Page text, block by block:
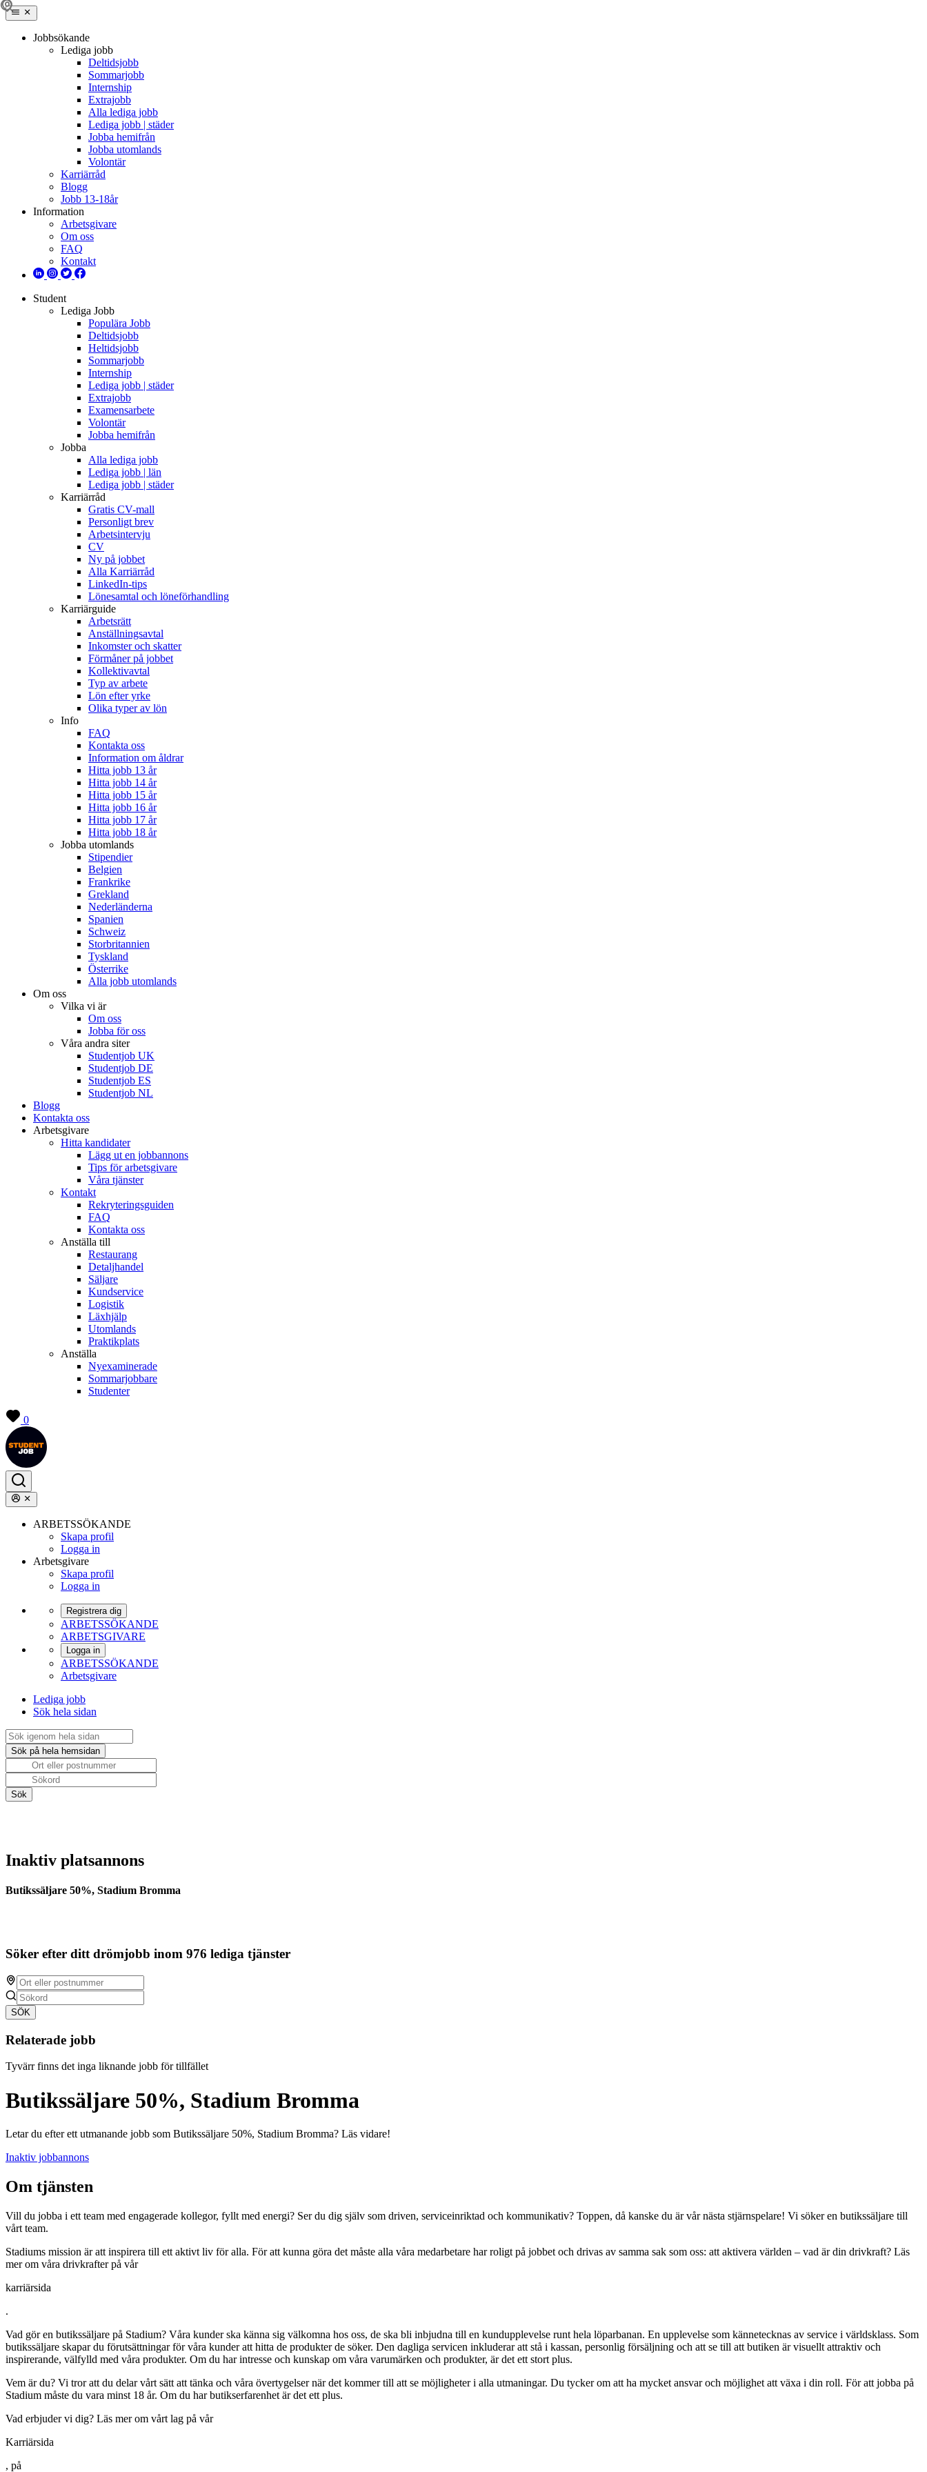
Jobbsökande
Lediga jobb
Deltidsjobb
Sommarjobb
Internship
Extrajobb
Alla lediga jobb
Lediga jobb | städer
Jobba hemifrån
Jobba utomlands
Volontär
Karriärråd
Blogg
Jobb 13-18år
Information
Arbetsgivare
Om oss
FAQ
Kontakt
Student
Lediga Jobb
Populära Jobb
Deltidsjobb
Heltidsjobb
Sommarjobb
Internship
Lediga jobb | städer
Extrajobb
Examensarbete
Volontär
Jobba hemifrån
Jobba
Alla lediga jobb
Lediga jobb | län
Lediga jobb | städer
Karriärråd
Gratis CV-mall
Personligt brev
Arbetsintervju
CV
Ny på jobbet
Alla Karriärråd
LinkedIn-tips
Lönesamtal och löneförhandling
Karriärguide
Arbetsrätt
Anställningsavtal
Inkomster och skatter
Förmåner på jobbet
Kollektivavtal
Typ av arbete
Lön efter yrke
Olika typer av lön
Info
FAQ
Kontakta oss
Information om åldrar
Hitta jobb 13 år
Hitta jobb 14 år
Hitta jobb 15 år
Hitta jobb 16 år
Hitta jobb 17 år
Hitta jobb 18 år
Jobba utomlands
Stipendier
Belgien
Frankrike
Grekland
Nederländerna
Spanien
Schweiz
Storbritannien
Tyskland
Österrike
Alla jobb utomlands
Om oss
Vilka vi är
Om oss
Jobba för oss
Våra andra siter
Studentjob UK
Studentjob DE
Studentjob ES
Studentjob NL
Blogg
Kontakta oss
Arbetsgivare
Hitta kandidater
Lägg ut en jobbannons
Tips för arbetsgivare
Våra tjänster
Kontakt
Rekryteringsguiden
FAQ
Kontakta oss
Anställa till
Restaurang
Detaljhandel
Säljare
Kundservice
Logistik
Läxhjälp
Utomlands
Praktikplats
Anställa
Nyexaminerade
Sommarjobbare
Studenter
0
ARBETSSÖKANDE
Skapa profil
Logga in
Arbetsgivare
Skapa profil
Logga in
Registrera dig
ARBETSSÖKANDE
ARBETSGIVARE
Logga in
ARBETSSÖKANDE
Arbetsgivare
Lediga jobb
Sök hela sidan
Inaktiv platsannons
Butikssäljare 50%, Stadium Bromma
Söker efter ditt drömjobb inom 976 lediga tjänster
SÖK
Relaterade jobb
Tyvärr finns det inga liknande jobb för tillfället
Butikssäljare 50%, Stadium Bromma
Letar du efter ett utmanande jobb som Butikssäljare 50%, Stadium Bromma? Läs vidare!
Inaktiv jobbannons
Om tjänsten
Vill du jobba i ett team med engagerade kollegor, fyllt med energi? Ser du dig själv som driven, serviceinriktad och kommunikativ? Toppen, då kanske du är vår nästa stjärnspelare! Vi söker en butikssäljare till
vårt team.
Stadiums mission är att inspirera till ett aktivt liv för alla. För att kunna göra det måste alla våra medarbetare har roligt på jobbet och drivas av samma sak som oss: att aktivera världen – vad är din drivkraft? Läs
mer om våra drivkrafter på vår
karriärsida
.
Vad gör en butikssäljare på Stadium? Våra kunder ska känna sig välkomna hos oss, de ska bli inbjudna till en kundupplevelse runt hela löparbanan. En upplevelse som kännetecknas av service i världsklass. Som
butikssäljare skapar du förutsättningar för våra kunder att hitta de produkter de söker. Den dagliga servicen inkluderar att stå i kassan, personlig försäljning och att se till att butiken är visuellt attraktiv och
inspirerande, välfylld med våra produkter. Om du har intresse och kunskap om våra varumärken och produkter, är det ett stort plus.
Vem är du? Vi tror att du delar vårt sätt att tänka och våra övertygelser när det kommer till att se möjligheter i alla utmaningar. Du tycker om att ha mycket ansvar och möjlighet att växa i din roll. För att jobba på
Stadium måste du vara minst 18 år. Om du har butikserfarenhet är det ett plus.
Vad erbjuder vi dig? Läs mer om vårt lag på vår
Karriärsida
, på